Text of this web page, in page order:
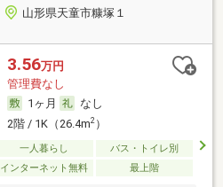
山形県天童市糠塚１
3.56万円
管理費なし
1ヶ月
なし
2階 / 1K（26.4m2）
一人暮らし
バス・トイレ別
インターネット無料 最上階